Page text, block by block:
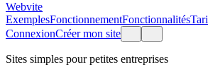
Webvite
ExemplesFonctionnementFonctionnalités
ConnexionCréer mon site
Sites simples pour petites entreprises